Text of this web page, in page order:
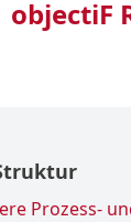
objectiF
Prozess-